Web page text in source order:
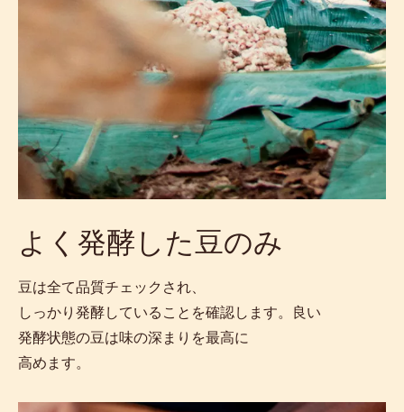
よく発酵した豆のみ
豆は全て品質チェックされ、
しっかり発酵していることを確認します。良い
発酵状態の豆は味の深まりを最高に
高めます。